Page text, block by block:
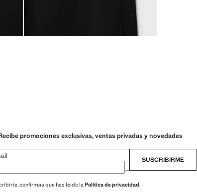
promociones exclusivas, ventas privadas y novedades
SUSCRIBIRME
confirmas que has leído laPolítica de privacidad.